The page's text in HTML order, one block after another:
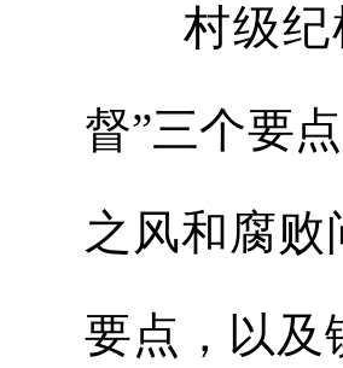
村级纪检
督”三个要
之风和腐败
要点，以及